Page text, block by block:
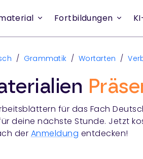
Fortbildungen
/ Grammatik / Wortarten /
für das Fach
deine nächste Stunde. Jetzt
der Anmeldung entdecken!